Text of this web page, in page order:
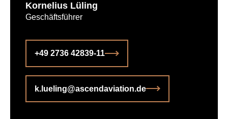
Kornelius Lüling
Geschäftsführer
+49 2736 42839-11
k.lueling@ascendaviation.de